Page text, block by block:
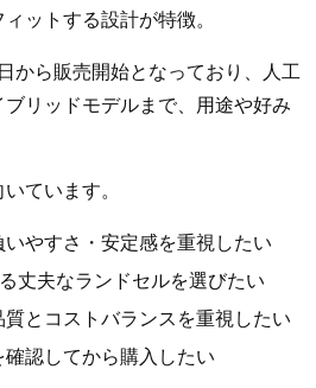
ットする設計が特徴。
から販売開始となっており、人工
リッドモデルまで、用途や好み
ています。
やすさ・安定感を重視したい
丈夫なランドセルを選びたい
とコストバランスを重視したい
認してから購入したい